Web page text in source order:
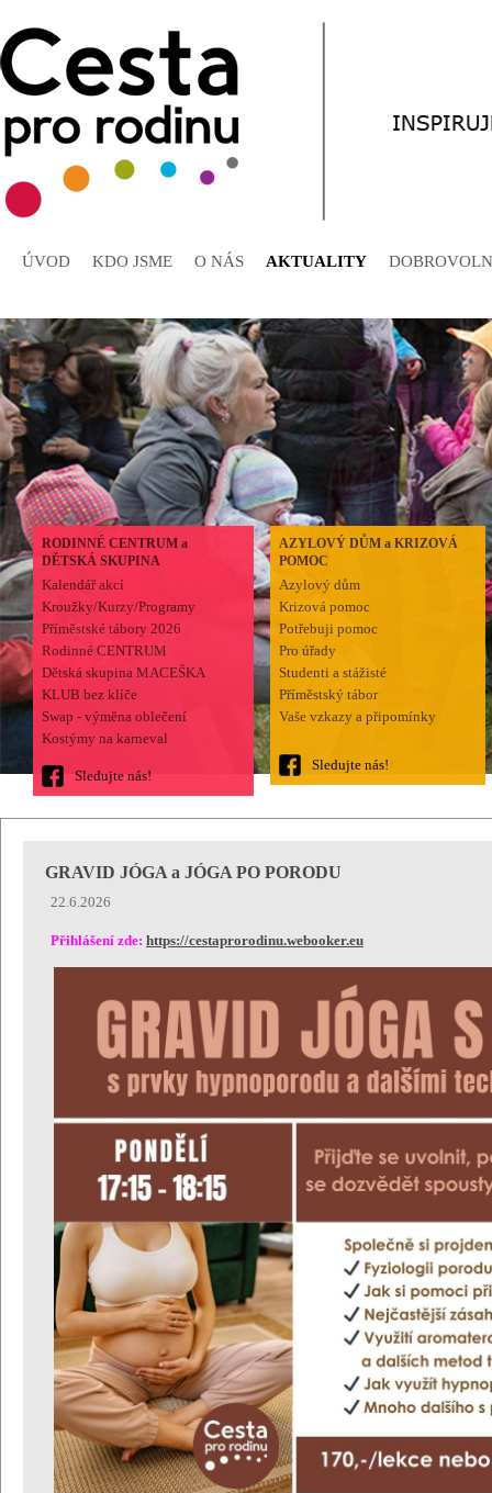
ÚVOD KDO JSME O NÁS AKTUALITY
RODINNÉ CENTRUM a
DĚTSKÁ SKUPINA
Kalendář akcí
Kroužky/Kurzy/Programy
Příměstské tábory 2026
Rodinné CENTRUM
Dětská skupina MACEŠKA
KLUB bez klíče
Swap - výměna oblečení
Kostýmy na karneval
Sledujte nás!
AZYLOVÝ DŮM a KRIZOVÁ
POMOC
Azylový dům
Krizová pomoc
Potřebuji pomoc
Pro úřady
Studenti a stážisté
Příměstský tábor
Vaše vzkazy a připomínky
Sledujte nás!
GRAVID JÓGA a JÓGA PO PORODU
22.6.2026
Přihlášení zde: https://cestaprorodinu.webooker.eu